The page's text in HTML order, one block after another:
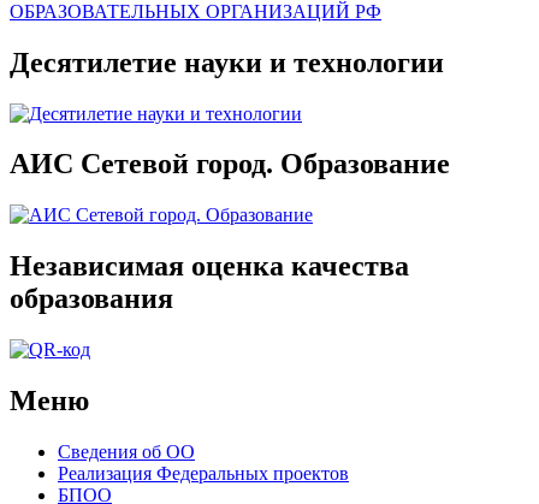
Десятилетие науки и технологии
АИС Сетевой город. Образование
Независимая оценка качества
образования
Меню
Сведения об ОО
Реализация Федеральных проектов
БПОО